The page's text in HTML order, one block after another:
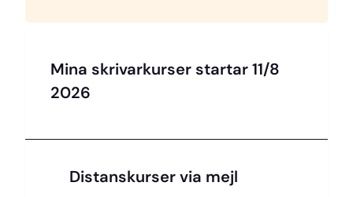
Mina skrivarkurser startar 11/8
2026
Distanskurser via mejl